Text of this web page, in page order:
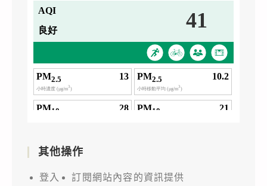
其他操作
登入
訂閱網站內容的資訊提供